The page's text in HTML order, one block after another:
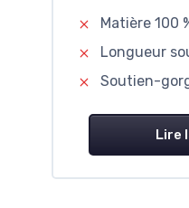
Matière 100
Longueur
Soutien-
Lire